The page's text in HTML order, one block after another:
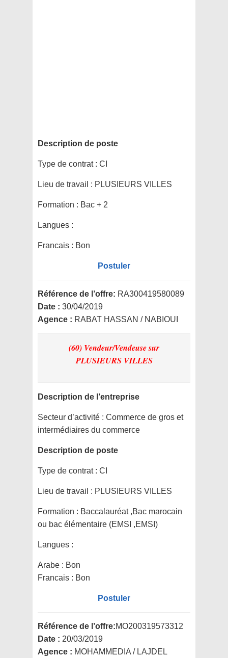
Description de poste
Type de contrat : CI
Lieu de travail : PLUSIEURS VILLES
Formation : Bac + 2
Langues :
Francais : Bon
Postuler
Référence de l’offre: RA300419580089
Date : 30/04/2019
Agence : RABAT HASSAN / NABIOUI
(60) Vendeur/Vendeusesur
PLUSIEURS VILLES
Description de l’entreprise
Secteur d’activité : Commerce de gros et
intermédiaires du commerce
Description de poste
Type de contrat : CI
Lieu de travail : PLUSIEURS VILLES
Formation : Baccalauréat ,Bac marocain
ou bac élémentaire (EMSI ,EMSI)
Langues :
Arabe : Bon
Francais : Bon
Postuler
Référence de l’offre:MO200319573312
Date : 20/03/2019
Agence : MOHAMMEDIA / LAJDEL